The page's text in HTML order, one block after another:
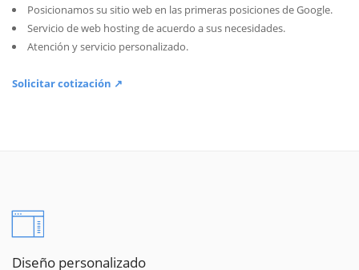
Posicionamos su sitio web en las primeras posiciones de Google.
Servicio de web hosting de acuerdo a sus necesidades.
Atención y servicio personalizado.
Solicitar cotización ↗
Diseño personalizado